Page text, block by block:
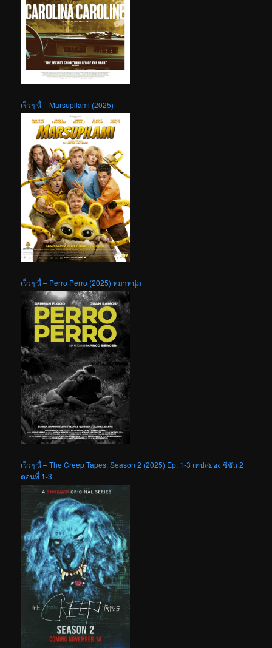
เร็วๆ นี้ – Marsupilami (2025)
เร็วๆ นี้ – Perro Perro (2025) หมาหนุ่ม
เร็วๆ นี้ – The Creep Tapes: Season 2 (2025) Ep. 1-3 เทปสยอง ซีซัน 2
ตอนที่ 1-3